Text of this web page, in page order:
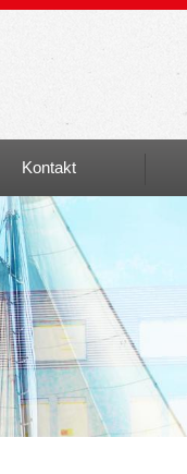
Kontakt
Info